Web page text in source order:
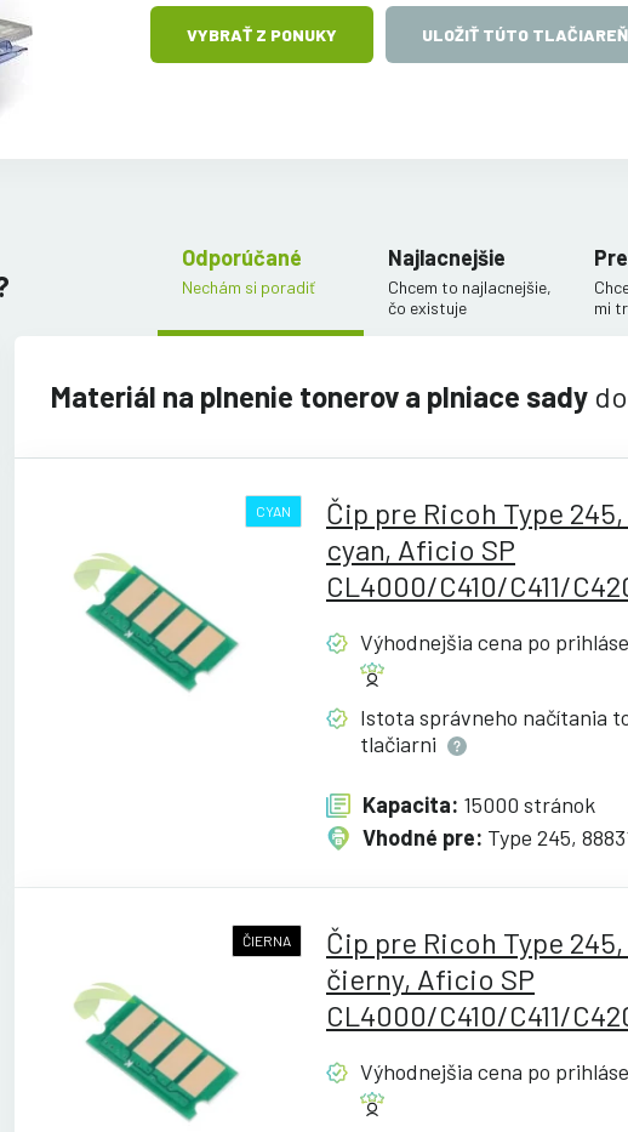
VYBRAŤ Z PONUKY ULOŽIŤ TÚTO TLAČIAREŇ
Odporúčané
Nechám si poradiť
Najlacnejšie
Chcem to najlacnejšie,
čo existuje
mi
Materiál na plnenie tonerov a plniace sady
CYAN
Čip pre Ricoh Type 245,
cyan, Aficio SP
CL4000/C410/C411/
Výhodnejšia cena po
Istota správneho načítania
tlačiarni
Kapacita: 15000 stránok
Vhodné pre: Type 245,
ČIERNA
Čip pre Ricoh Type 245,
čierny, Aficio SP
CL4000/C410/C411/
Výhodnejšia cena po